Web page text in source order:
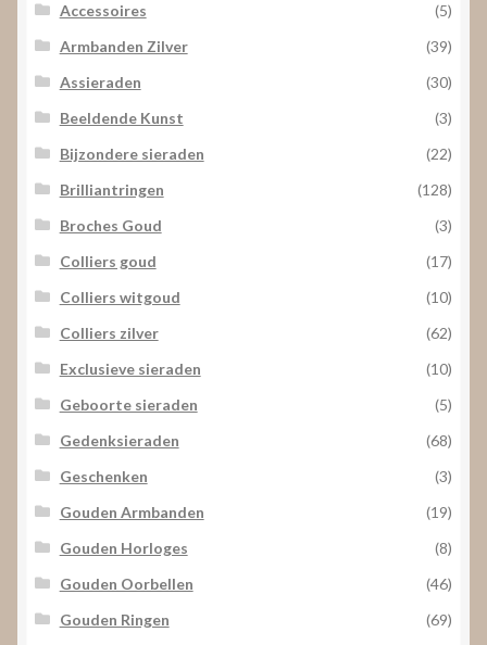
Accessoires
(5)
Armbanden Zilver
(39)
Assieraden
(30)
Beeldende Kunst
(3)
Bijzondere sieraden
(22)
Brilliantringen
(128)
Broches Goud
(3)
Colliers goud
(17)
Colliers witgoud
(10)
Colliers zilver
(62)
Exclusieve sieraden
(10)
Geboorte sieraden
(5)
Gedenksieraden
(68)
Geschenken
(3)
Gouden Armbanden
(19)
Gouden Horloges
(8)
Gouden Oorbellen
(46)
Gouden Ringen
(69)